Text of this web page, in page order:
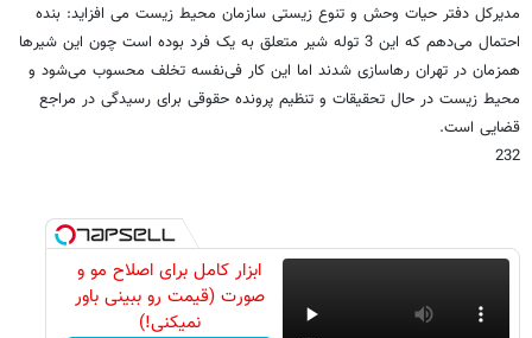
مدیرکل دفتر حیات وحش و تنوع زیستی سازمان محیط زیست می افزاید: بنده
احتمال می‌دهم که این 3 توله شیر متعلق به یک فرد بوده است چون این شیرها
همزمان در تهران رها‌سازی شدند اما این کار فی‌نفسه تخلف محسوب می‌شود و
محیط زیست در حال تحقیقات و تنظیم پرونده حقوقی برای رسیدگی در مراجع
قضایی است.
232
ابزار کامل برای اصلاح مو و
صورت (قیمت رو ببینی باور
نمیکنی!)